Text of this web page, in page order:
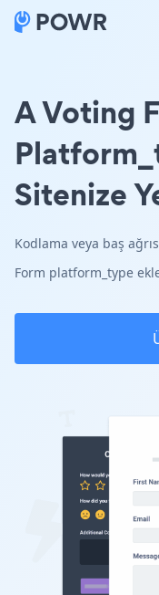
A Voting
Sitenize
Kodlama veya baş
Form platform_type